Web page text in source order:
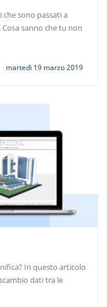
sono passati a
sanno che tu non
martedì 19 marzo 2019
In questo articolo
dati tra le